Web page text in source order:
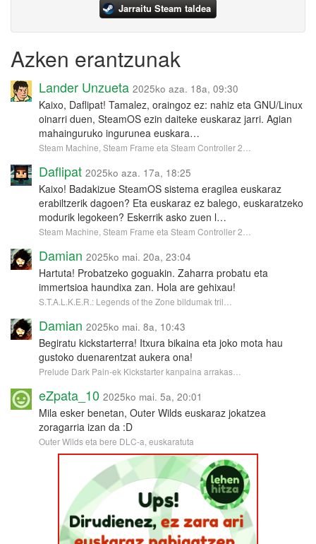
Jarraitu Steam taldea
Azken erantzunak
Lander Unzueta 2025ko aza. 18a, 09:30
Kaixo, Daflipat! Tamalez, oraingoz ez: nahiz eta GNU/Linux
oinarri duen, SteamOS ezin daiteke euskaraz jarri. Agian
mahainguruko ingurunea euskara…
Steam Machine, Steam Frame eta Steam Controller 2…
Daflipat 2025ko aza. 17a, 18:25
Kaixo! Badakizue SteamOS sistema eragilea euskaraz
erabiltzerik dagoen? Eta euskaraz ez balego, euskaratzeko
modurik legokeen? Eskerrik asko zuen l…
Steam Machine, Steam Frame eta Steam Controller 2…
Damian 2025ko mai. 20a, 23:04
Hartuta! Probatzeko goguakin. Zaharra probatu eta
immertsioa haundixa zan. Hola are gehixau!
S.T.A.L.K.E.R.: Legends of the Zone bildumak tril…
Damian 2025ko mai. 8a, 10:43
Begiratu kickstarterra! Itxura bikaina eta joko mota hau
gustoko duenarentzat aukera ona!
Prelude Dark Pain-ek Kickstarter kanpaina arrakas…
eZpata_10 2025ko mai. 5a, 20:01
Mila esker benetan, Outer Wilds euskaraz jokatzea
zoragarria izan da :D
Outer Wilds eta bere DLC-a, euskaratuta